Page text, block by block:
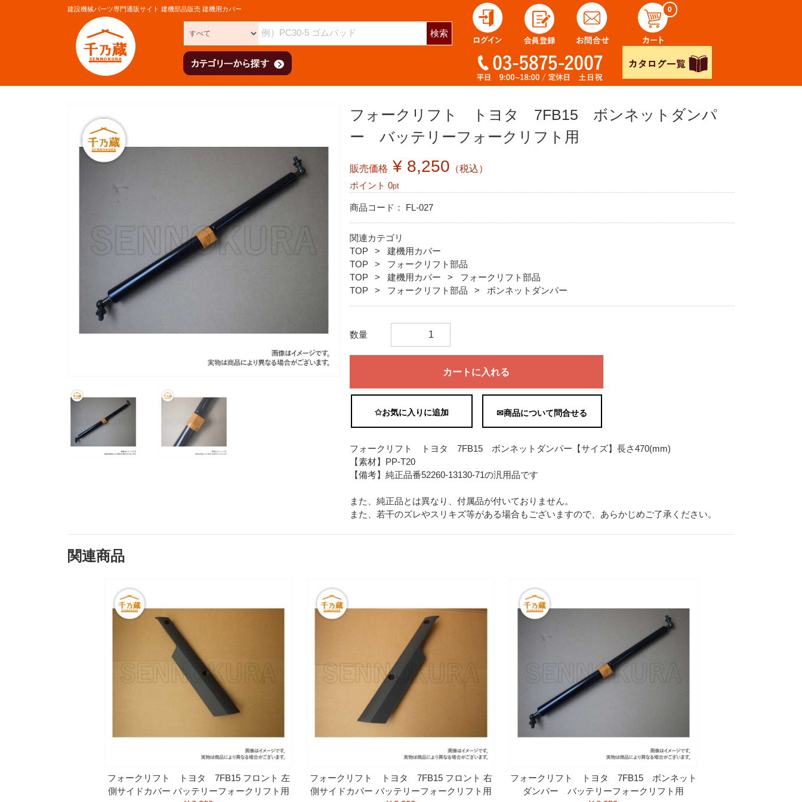
建設機械パーツ専門通販サイト 建機部品販売 建機用カバー
検索
0
フォークリフト トヨタ 7FB15 ボンネットダンパ
ー バッテリーフォークリフト用
販売価格 ¥ 8,250 （税込）
ポイント 0pt
商品コード： FL-027
関連カテゴリ
TOP
建機用カバー
TOP
フォークリフト部品
TOP
建機用カバー
フォークリフト部品
TOP
フォークリフト部品 ボンネットダンパー
数量
カートに入れる
✩お気に入りに追加 ✉商品について問合せる
フォークリフト トヨタ 7FB15 ボンネットダンパー【サイズ】長さ470(mm)
【素材】PP-T20
【備考】純正品番52260-13130-71の汎用品です
また、純正品とは異なり、付属品が付いておりません。
また、若干のズレやスリキズ等がある場合もございますので、あらかじめご了承ください。
関連商品
フォークリフト トヨタ 7FB15 フロント 左
側サイドカバー バッテリーフォークリフト用
フォークリフト トヨタ 7FB15 フロント 右
側サイドカバー バッテリーフォークリフト用
フォークリフト トヨタ 7FB15 ボンネット
ダンパー バッテリーフォークリフト用